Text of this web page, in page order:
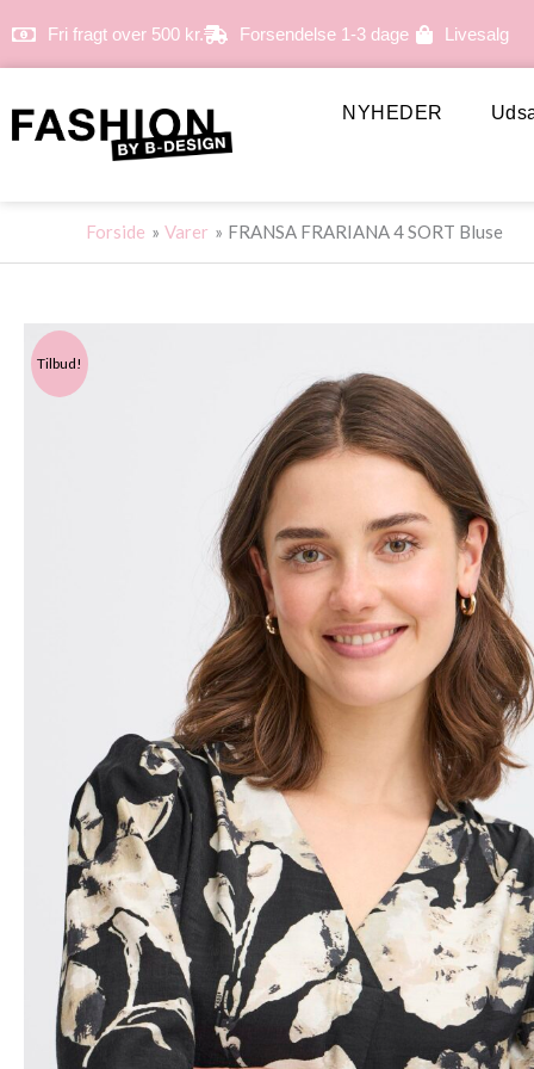
til
Fri fragt over 500 kr. Forsendelse 1-3 dage Livesalg
NYHEDER
Forside Varer FRANSA FRARIANA 4 SORT Bluse
Tilbud!